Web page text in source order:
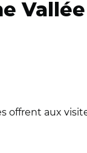
Vallée
offrent aux